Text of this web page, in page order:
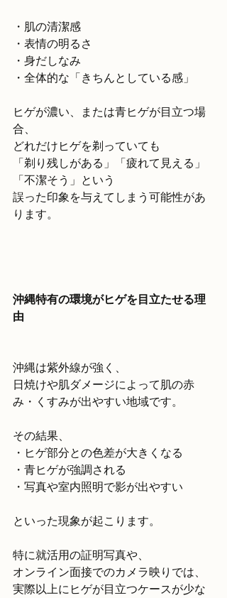
・肌の清潔感
・表情の明るさ
・身だしなみ
・全体的な「きちんとしている感」
ヒゲが濃い、または青ヒゲが目立つ場
合、
どれだけヒゲを剃っていても
「剃り残しがある」「疲れて見える」
「不潔そう」という
誤った印象を与えてしまう可能性があ
ります。
沖縄特有の環境がヒゲを目立たせる理
由
沖縄は紫外線が強く、
日焼けや肌ダメージによって肌の赤
み・くすみが出やすい地域です。
その結果、
・ヒゲ部分との色差が大きくなる
・青ヒゲが強調される
・写真や室内照明で影が出やすい
といった現象が起こります。
特に就活用の証明写真や、
オンライン面接でのカメラ映りでは、
実際以上にヒゲが目立つケースが少な